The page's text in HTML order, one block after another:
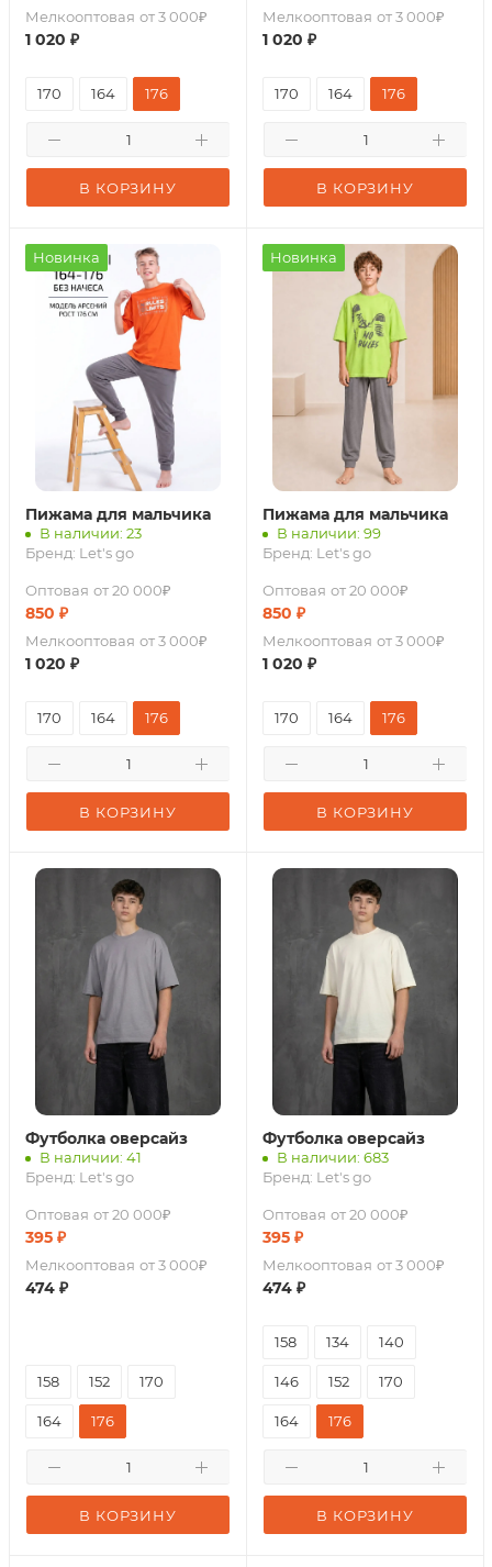
Мелкооптовая от 3 000₽
1 020 ₽
В КОРЗИНУ
170 164 176
Мелкооптовая от 3 000₽
1 020 ₽
В КОРЗИНУ
170 164 176
Новинка
Пижама для мальчика
В наличии: 23
Бренд: Let's go
Оптовая от 20 000₽
850 ₽
Мелкооптовая от 3 000₽
1 020 ₽
В КОРЗИНУ
170 164 176
Новинка
Пижама для мальчика
В наличии: 99
Бренд: Let's go
Оптовая от 20 000₽
850 ₽
Мелкооптовая от 3 000₽
1 020 ₽
В КОРЗИНУ
170 164 176
Футболка оверсайз
В наличии: 41
Бренд: Let's go
Оптовая от 20 000₽
395 ₽
Мелкооптовая от 3 000₽
474 ₽
В КОРЗИНУ
158 152 170
164 176
Футболка оверсайз
В наличии: 683
Бренд: Let's go
Оптовая от 20 000₽
395 ₽
Мелкооптовая от 3 000₽
474 ₽
В КОРЗИНУ
158 134 140
146 152 170
164 176